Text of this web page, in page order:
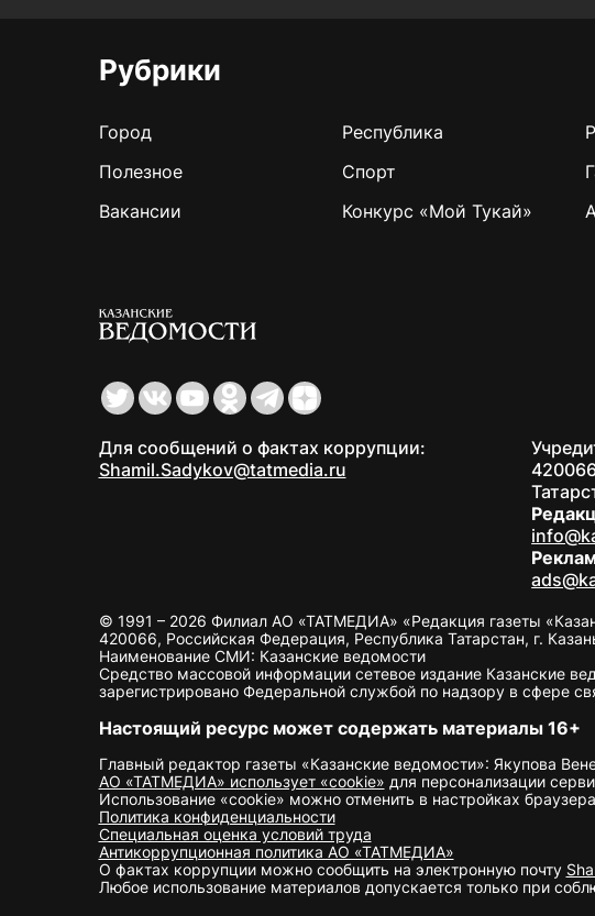
Рубрики
Город Республика
Полезное
Спорт
Вакансии
Конкурс «Мой Тукай»
Для сообщений о фактах коррупции:
Shamil.Sadykov@tatmedia.ru
© 1991 – 2026 Филиал АО «ТАТМЕДИА» «Редакция газеты
420066, Российская Федерация, Республика Татарстан, г.
Наименование СМИ: Казанские ведомости
Средство массовой информации сетевое издание Казанские
зарегистрировано Федеральной службой по надзору в сфере
Настоящий ресурс может содержать материалы 16+
Главный редактор газеты «Казанские ведомости»: Якупова
АО «ТАТМЕДИА» использует «cookie» для персонализации
Использование «cookie» можно отменить в настройках
Политика конфиденциальности
Специальная оценка условий труда
Антикоррупционная политика АО «ТАТМЕДИА»
О фактах коррупции можно сообщить на электронную почту
Любое использование материалов допускается только при